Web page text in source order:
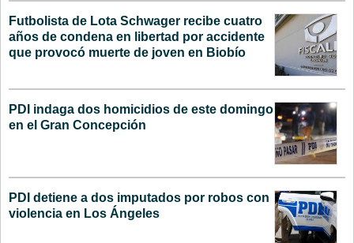
Futbolista de Lota Schwager recibe cuatro
años de condena en libertad por accidente
que provocó muerte de joven en Biobío
PDI indaga dos homicidios de este domingo
en el Gran Concepción
PDI detiene a dos imputados por robos con
violencia en Los Ángeles